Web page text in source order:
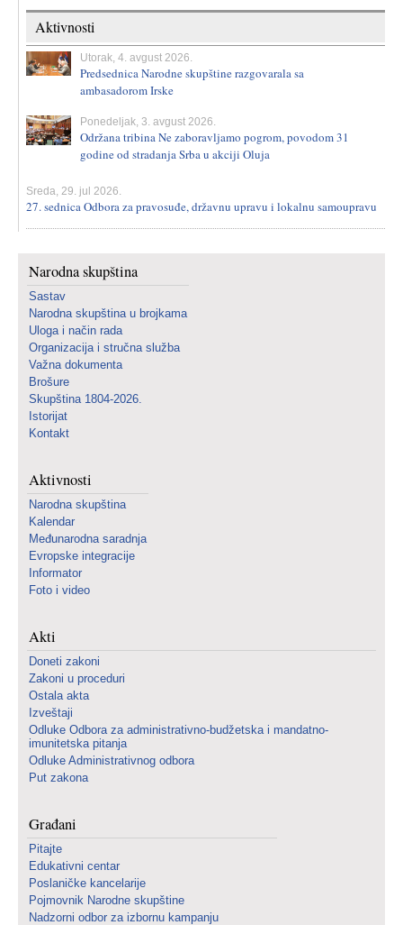
Aktivnosti
Utorak, 4. avgust 2026.
Predsednica Narodne skupštine razgovarala sa
ambasadorom Irske
Ponedeljak, 3. avgust 2026.
Održana tribina Ne zaboravljamo pogrom, povodom 31
godine od stradanja Srba u akciji Oluja
Sreda, 29. jul 2026.
27. sednica Odbora za pravosuđe, državnu upravu i lokalnu samoupravu
Narodna skupština
Sastav
Narodna skupština u brojkama
Uloga i način rada
Organizacija i stručna služba
Važna dokumenta
Brošure
Skupština 1804-2026.
Istorijat
Kontakt
Aktivnosti
Narodna skupština
Kalendar
Međunarodna saradnja
Evropske integracije
Informator
Foto i video
Akti
Doneti zakoni
Zakoni u proceduri
Ostala akta
Izveštaji
Odluke Odbora za administrativno-budžetska i mandatno-
imunitetska pitanja
Odluke Administrativnog odbora
Put zakona
Građani
Pitajte
Edukativni centar
Poslaničke kancelarije
Pojmovnik Narodne skupštine
Nadzorni odbor za izbornu kampanju